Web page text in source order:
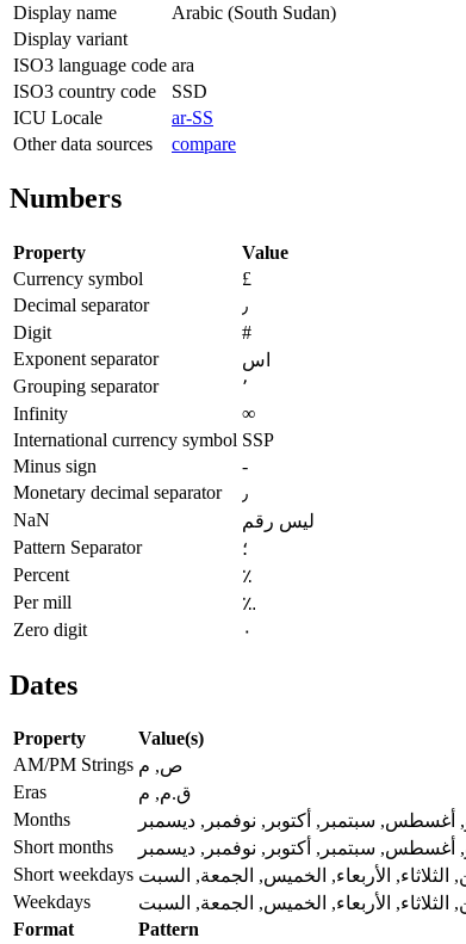
Display name
Arabic (South Sudan)
Display variant
ISO3 language code ara
ISO3 country code
SSD
ICU Locale
ar-SS
Other data sources
compare
Numbers
Property
Value
Currency symbol
£
Decimal separator
٫
Digit
#
Exponent separator
اس
Grouping separator
٬
Infinity
∞
International currency symbol SSP
Minus sign
-
Monetary decimal separator
٫
NaN
ليس رقم
Pattern Separator
؛
Percent
٪
Per mill
؉
Zero digit
٠
Dates
Property
Value(s)
AM/PM Strings ص, م
Eras
ق.م, م
Months
أغسطس, سبتمبر, أكتوبر, نوفمبر, ديسمبر
Short months
أغسطس, سبتمبر, أكتوبر, نوفمبر, ديسمبر
Short weekdays الثلاثاء, الأربعاء, الخميس, الجمعة, السبت
Weekdays
الثلاثاء, الأربعاء, الخميس, الجمعة, السبت
Format
Pattern